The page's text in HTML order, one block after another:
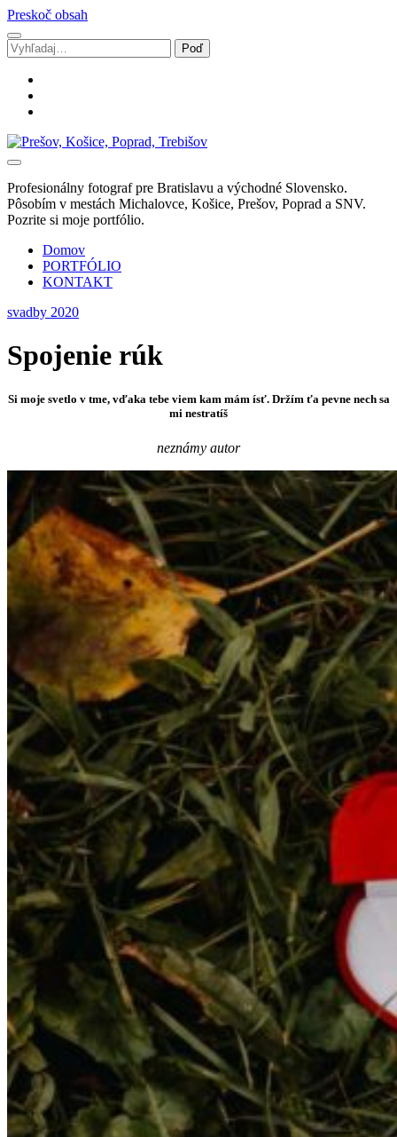
Preskoč obsah
Vyhľadávanie
Svadobný
fotograf
Zalibera
|
Spišská
Profesionálny fotograf pre Bratislavu a východné Slovensko.
Pôsobím v mestách Michalovce, Košice, Prešov, Poprad a SNV.
Pozrite si moje portfólio.
Domov
PORTFÓLIO
KONTAKT
svadby 2020
Spojenie rúk
Si moje svetlo v tme, vďaka tebe viem kam mám ísť. Držím ťa pevne nech sa
mi nestratíš
neznámy autor